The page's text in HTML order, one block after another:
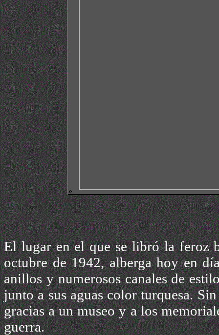
El lugar en el que se libró la feroz
octubre de 1942, alberga hoy en
anillos y numerosos canales de
junto a sus aguas color turquesa.
gracias a un museo y a los
guerra.